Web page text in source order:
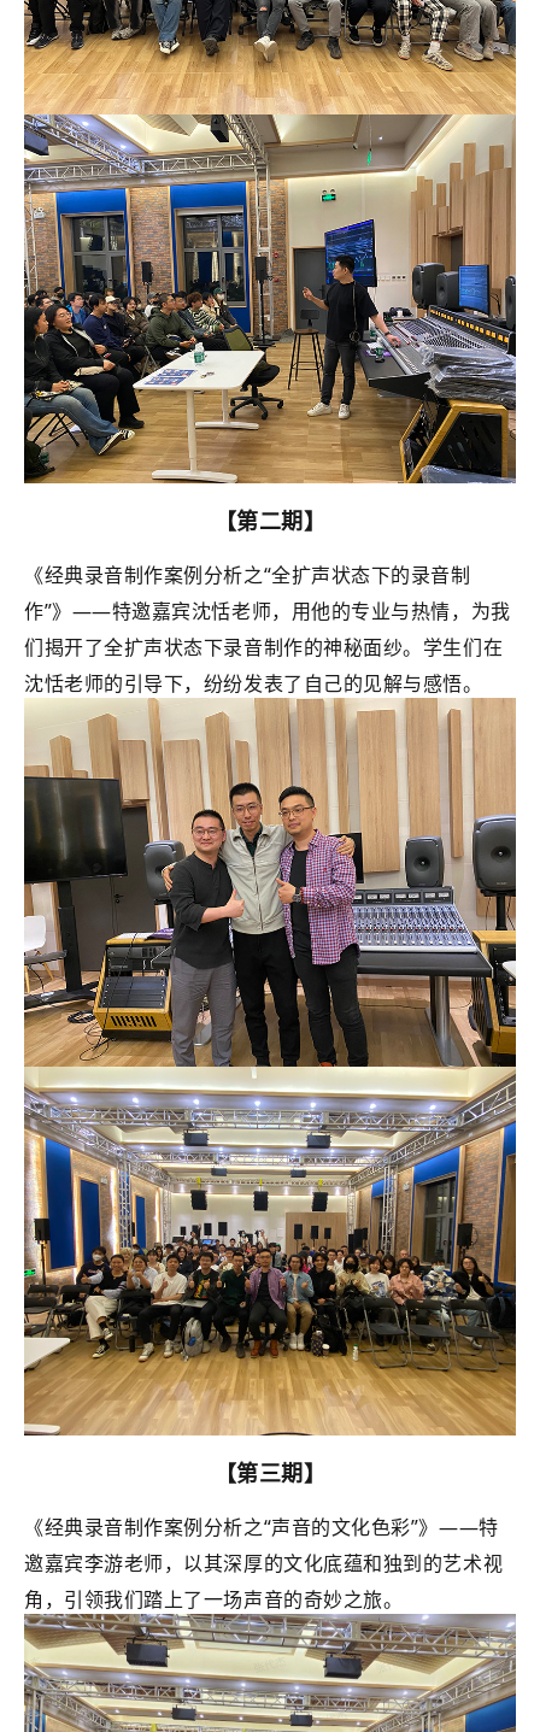
【第二期】
《经典录音制作案例分析之“全扩声状态下的录音制
作”》——特邀嘉宾沈恬老师，用他的专业与热情，为我
们揭开了全扩声状态下录音制作的神秘面纱。学生们在
沈恬老师的引导下，纷纷发表了自己的见解与感悟。
【第三期】
《经典录音制作案例分析之“声音的文化色彩”》——特
邀嘉宾李游老师，以其深厚的文化底蕴和独到的艺术视
角，引领我们踏上了一场声音的奇妙之旅。